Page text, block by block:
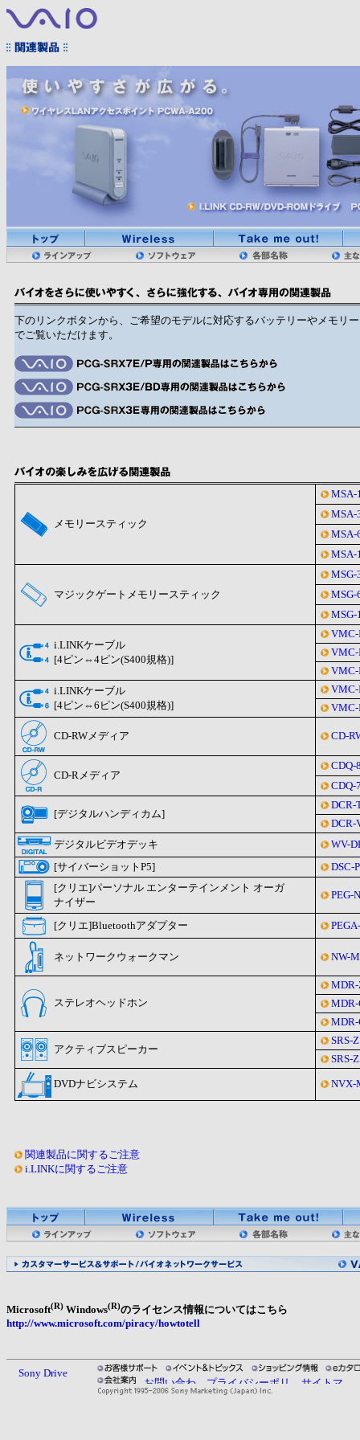
下のリンクボタンから、ご希望のモデルに対応するバッテリーやメモリ
でご覧いただけます。
メモリースティック
MSA-
MSA-
MSA-
MSA-
マジックゲートメモリースティック
MSG-
MSG-
MSG-
i.LINKケーブル
[4ピン⇔4ピン(S400規格)]
i.LINKケーブル
[4ピン⇔6ピン(S400規格)]
CD-RWメディア CD-
CD-Rメディア
CDQ-
CDQ-
[デジタルハンディカム]
DCR-
DCR-
デジタルビデオデッキ
WV-
[サイバーショットP5]
DSC-
[クリエ]パーソナル エンターテインメント オーガ
ナイザー
PEG-
[クリエ]Bluetoothアダプター
ネットワークウォークマン NW-
ステレオヘッドホン
MDR-
MDR-
アクティブスピーカー
SRS-
SRS-
DVDナビシステム NVX-
関連製品に関するご注意
i.LINKに関するご注意
Microsoft(R) Windows(R)のライセンス情報についてはこちら
http://www.microsoft.com/piracy/howtotell